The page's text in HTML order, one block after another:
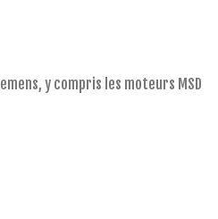
y compris les moteurs MSD